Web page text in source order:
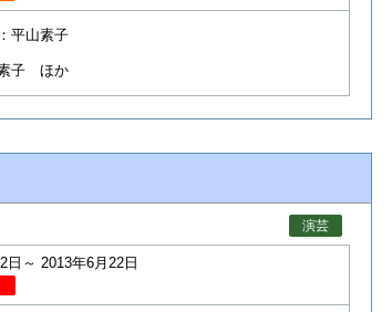
平山素子
子 ほか
演芸
日～ 2013年6月22日